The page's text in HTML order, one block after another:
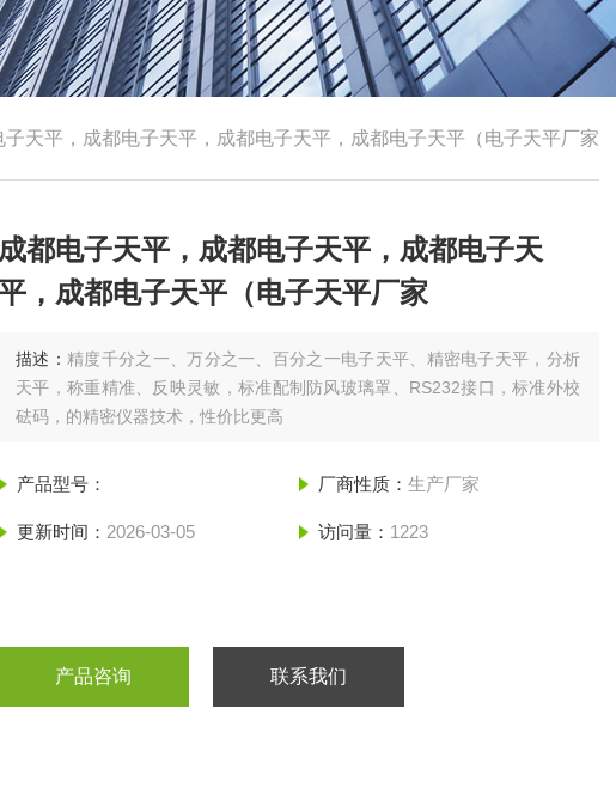
子天平，成都电子天平，成都电子天平，成都电子天平（电子天平厂家
成都电子天平，成都电子天平，成都电子天
，成都电子天平（电子天平厂家
描述： 精度千分之一、万分之一、百分之一电子天平、精密电子天平，分析
天平，称重精准、反映灵敏，标准配制防风玻璃罩、RS232接口，标准外校
砝码，的精密仪器技术，性价比更高
产品型号： 厂商性质： 生产厂家
更新时间： 2026-03-05 访问量： 1223
产品咨询 联系我们